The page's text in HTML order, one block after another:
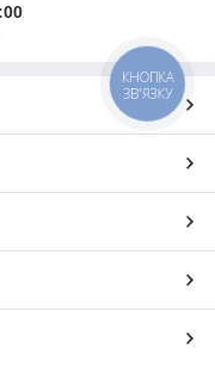
КНОПКА
ЗВ'ЯЗКУ